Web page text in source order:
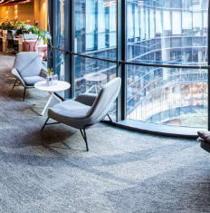
español
português
العربية
한국의
Tiếng việt